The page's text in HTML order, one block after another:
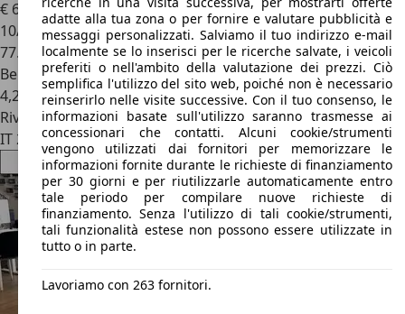
€ 6.990
10/2020
77.000 km
Benzina
4,2 l/100 km (comb.)
Rivenditore
IT 20082Binasco - Milano - Mi
adatte alla tua zona o per fornire e valutare pubblicità e
messaggi personalizzati. Salviamo il tuo indirizzo e-mail
localmente se lo inserisci per le ricerche salvate, i veicoli
preferiti o nell'ambito della valutazione dei prezzi. Ciò
semplifica l'utilizzo del sito web, poiché non è necessario
reinserirlo nelle visite successive. Con il tuo consenso, le
informazioni basate sull'utilizzo saranno trasmesse ai
concessionari che contatti. Alcuni cookie/strumenti
vengono utilizzati dai fornitori per memorizzare le
informazioni fornite durante le richieste di finanziamento
per 30 giorni e per riutilizzarle automaticamente entro
tale periodo per compilare nuove richieste di
finanziamento. Senza l'utilizzo di tali cookie/strumenti,
tali funzionalità estese non possono essere utilizzate in
tutto o in parte.
Lavoriamo con 263 fornitori.